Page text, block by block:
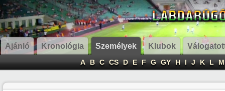
Ajánló Kronológia Személyek Klubok
A B C CS D E F G GY H I J K L M